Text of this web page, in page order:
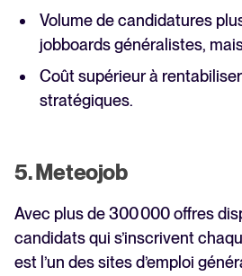
Volume de candidatures
jobboards généralistes,
Coût supérieur à
stratégiques.
5. Meteojob
Avec plus de 300 000 offres
candidats qui s’inscrivent
est l’un des sites d’emploi